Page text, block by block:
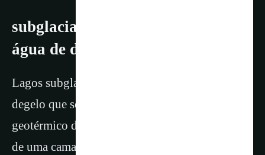
subglaciais são reservatórios de
água de degelo
Lagos subglaciais são reservatórios de água de
degelo que se formam quando o calor
geotérmico do interior da Terra sobe até a base
de uma camada de gelo, ou quando o atrito do